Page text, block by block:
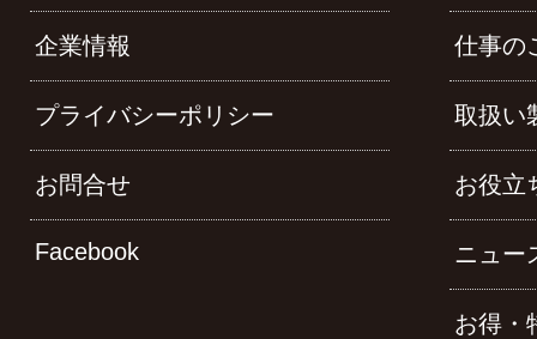
企業情報
プライバシーポリシー
お問合せ
Facebook
仕事の
取扱い
お役立
ニュー
お得・